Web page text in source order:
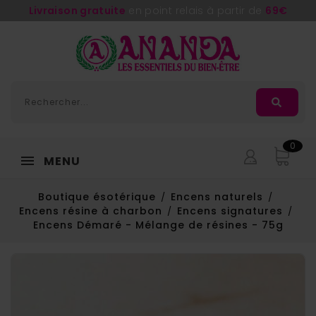
Adorée, la nouvelle huile de massage d' Ananda
MENU
0
Boutique ésotérique
Encens naturels
Encens résine à charbon
Encens signatures
Encens Démaré - Mélange de résines - 75g